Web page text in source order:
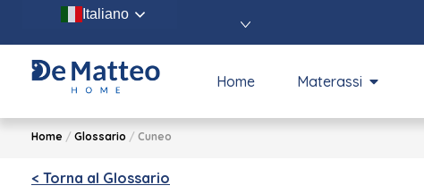
Italiano
Home Materassi
Home / Glossario / Cuneo
< Torna al Glossario